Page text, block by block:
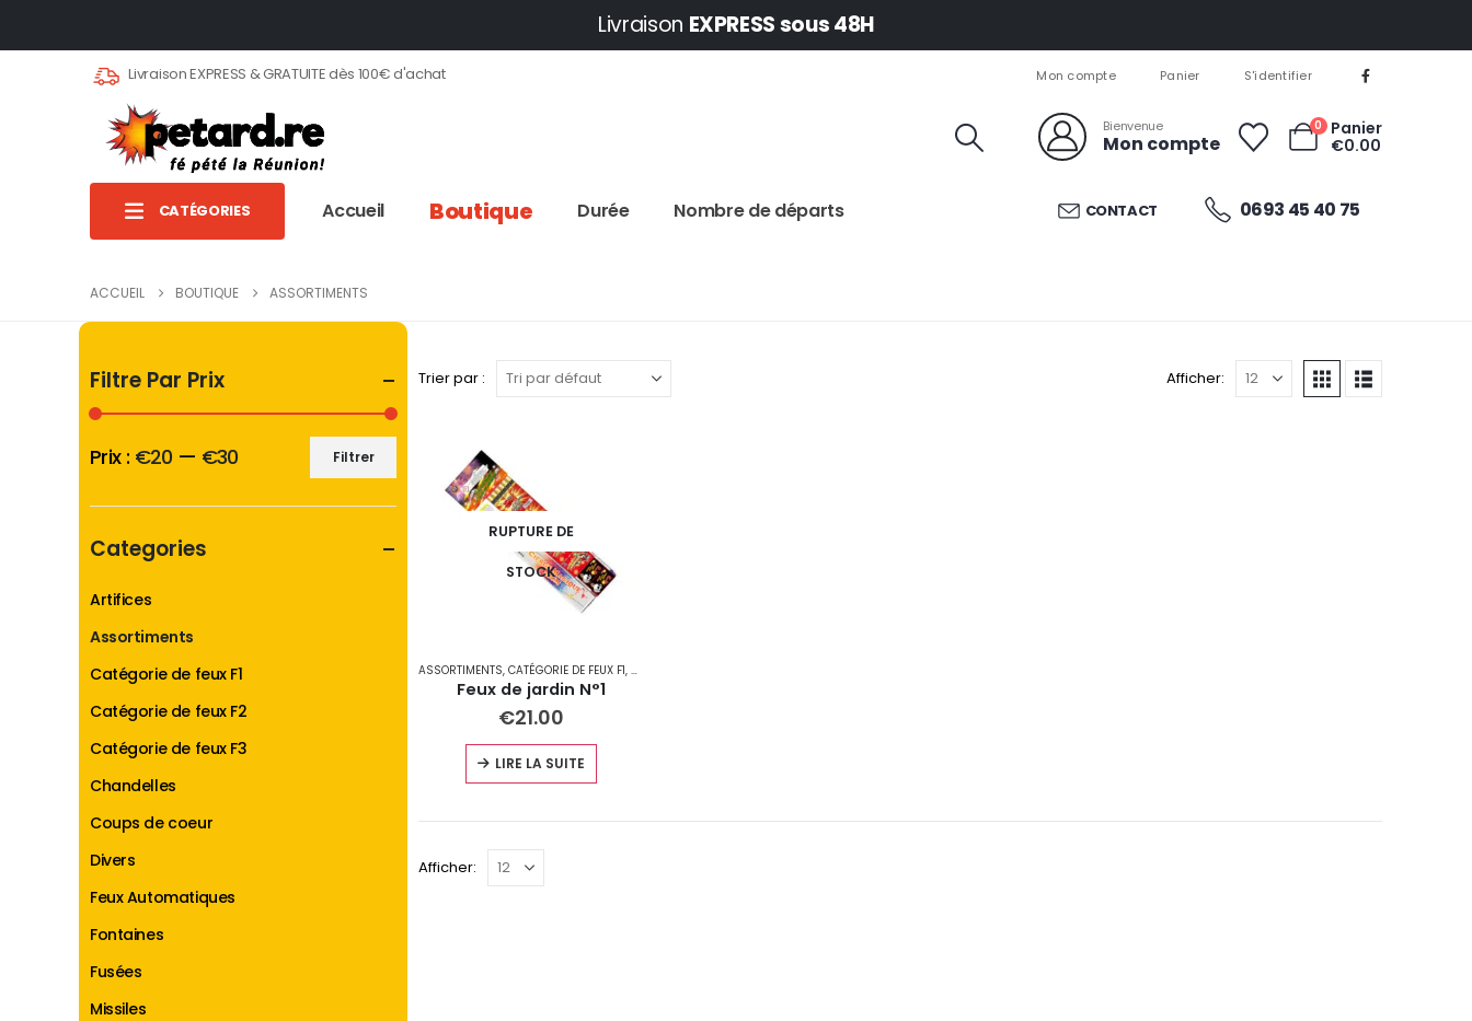
Livraison EXPRESS sous 48H
Livraison EXPRESS & GRATUITE dès 100€ d'achat Mon compte Panier S'identifier
Bienvenue
Mon compte
0
Panier
€0.00
CATÉGORIES Accueil Boutique Durée Nombre de départs CONTACT 0693 45 40 75
ACCUEIL BOUTIQUE ASSORTIMENTS
Trier par : Afficher:
RUPTURE DE
STOCK
ASSORTIMENTS, CATÉGORIE DE FEUX F1, CATÉGORIE DE FEUX F2
Feux de jardin N°1
€21.00
LIRE LA SUITE
Afficher:
Filtre Par Prix
min
max
Filtrer
Prix : €20 — €30
Categories
Artifices
Assortiments
Catégorie de feux F1
Catégorie de feux F2
Catégorie de feux F3
Chandelles
Coups de coeur
Divers
Feux Automatiques
Fontaines
Fusées
Missiles